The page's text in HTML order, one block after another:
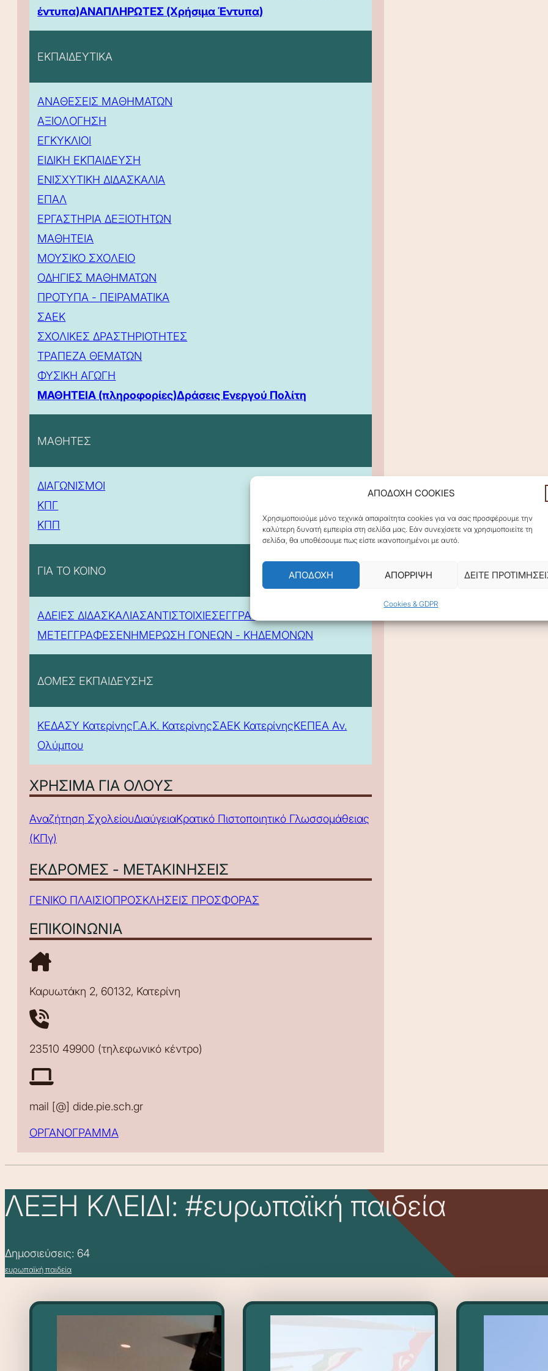
ΑΠΟΔΟΧΗ COOKIES
Χρησιμοποιούμε μόνο τεχνικά απαραίτητα cookies για να σας προσφέρουμε την
καλύτερη δυνατή εμπειρία στη σελίδα μας. Εάν συνεχίσετε να χρησιμοποιείτε τη
σελίδα, θα υποθέσουμε πως είστε ικανοποιημένοι με αυτό.
ΑΠΟΔΟΧΗ ΑΠΟΡΡΙΨΗ ΔΕΙΤΕ
Cookies & GDPR
έντυπα)ΑΝΑΠΛΗΡΩΤΕΣ (Χρήσιμα Έντυπα)
ΕΚΠΑΙΔΕΥΤΙΚΑ
ΑΝΑΘΕΣΕΙΣ ΜΑΘΗΜΑΤΩΝ
ΑΞΙΟΛΟΓΗΣΗ
ΕΓΚΥΚΛΙΟΙ
ΕΙΔΙΚΗ ΕΚΠΑΙΔΕΥΣΗ
ΕΝΙΣΧΥΤΙΚΗ ΔΙΔΑΣΚΑΛΙΑ
ΕΠΑΛ
ΕΡΓΑΣΤΗΡΙΑ ΔΕΞΙΟΤΗΤΩΝ
ΜΑΘΗΤΕΙΑ
ΜΟΥΣΙΚΟ ΣΧΟΛΕΙΟ
ΟΔΗΓΙΕΣ ΜΑΘΗΜΑΤΩΝ
ΠΡΟΤΥΠΑ - ΠΕΙΡΑΜΑΤΙΚΑ
ΣΑΕΚ
ΣΧΟΛΙΚΕΣ ΔΡΑΣΤΗΡΙΟΤΗΤΕΣ
ΤΡΑΠΕΖΑ ΘΕΜΑΤΩΝ
ΦΥΣΙΚΗ ΑΓΩΓΗ
ΜΑΘΗΤΕΙΑ (πληροφορίες)Δράσεις Ενεργού Πολίτη
ΜΑΘΗΤΕΣ
ΔΙΑΓΩΝΙΣΜΟΙ
ΚΠΓ
ΚΠΠ
ΓΙΑ ΤΟ ΚΟΙΝΟ
ΑΔΕΙΕΣ ΔΙΔΑΣΚΑΛΙΑΣΑΝΤΙΣΤΟΙΧΙΕΣΕΓΓΡΑΦΕΣ -
ΜΕΤΕΓΓΡΑΦΕΣΕΝΗΜΕΡΩΣΗ ΓΟΝΕΩΝ - ΚΗΔΕΜΟΝΩΝ
ΔΟΜΕΣ ΕΚΠΑΙΔΕΥΣΗΣ
ΚΕΔΑΣΥ ΚατερίνηςΓ.Α.Κ. ΚατερίνηςΣΑΕΚ ΚατερίνηςΚΕΠΕΑ Αν.
Ολύμπου
ΧΡΗΣΙΜΑ ΓΙΑ ΟΛΟΥΣ
Αναζήτηση ΣχολείουΔιαύγειαΚρατικό Πιστοποιητικό Γλωσσομάθειας
(ΚΠγ)
ΕΚΔΡΟΜΕΣ - ΜΕΤΑΚΙΝΗΣΕΙΣ
ΓΕΝΙΚΟ ΠΛΑΙΣΙΟΠΡΟΣΚΛΗΣΕΙΣ ΠΡΟΣΦΟΡΑΣ
ΕΠΙΚΟΙΝΩΝΙΑ
Καρυωτάκη 2, 60132, Κατερίνη
23510 49900 (τηλεφωνικό κέντρο)
mail [@] dide.pie.sch.gr
ΟΡΓΑΝΟΓΡΑΜΜΑ
ΛΕΞΗ ΚΛΕΙΔΙ: #ευρωπαϊκή παιδεία
Δημοσιεύσεις: 64
ευρωπαϊκή παιδεία